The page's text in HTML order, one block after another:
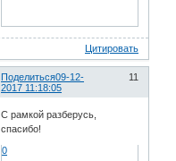
Цитировать
Поделиться 11
09-12-
2017 11:18:05
С рамкой разберусь,
спасибо!
0